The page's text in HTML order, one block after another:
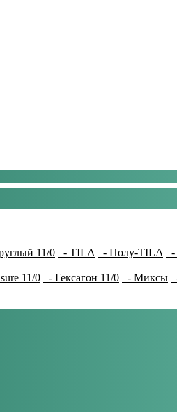
11/0 - TILA - Полу-TILA -
11/0 - Гексагон 11/0 - Миксы